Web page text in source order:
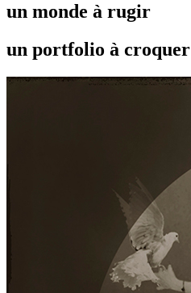
un monde à rugir
un portfolio à croquer